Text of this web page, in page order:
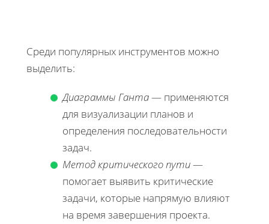
Среди популярных инструментов можно
выделить:
Диаграммы Ганта— применяются
для визуализации планов и
определения последовательности
задач.
Метод критического пути—
помогает выявить критические
задачи, которые напрямую влияют
на время завершения проекта.